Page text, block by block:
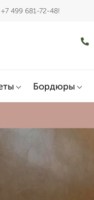
499 681-72-48!
Бордюры